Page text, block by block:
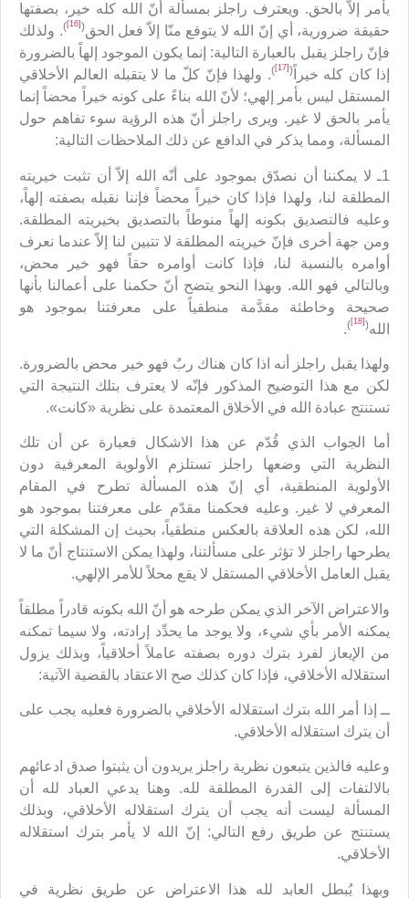
يأمر إلاّ بالحق. ويعترف راجلز بمسألة أنّ الله كله خير، بصفتها
حقيقة ضرورية، أي إنّ الله لا يتوقع منّا إلاّ فعل الحق(
[16]
). ولذلك
فإنّ راجلز يقبل بالعبارة التالية: إنما يكون الموجود إلهاً بالضرورة
إذا كان كله خيراً(
[17]
). ولهذا فإنّ كلّ ما لا يتقبله العالم الأخلاقي
المستقل ليس بأمر إلهي؛ لأنّ الله بناءً على كونه خيراً محضاً إنما
يأمر بالحق لا غير. ويرى راجلز أنّ هذه الرؤية سوء تفاهم حول
المسألة، ومما يذكر في الدافع عن ذلك الملاحظات التالية:
1ـ لا يمكننا أن نصدّق بموجود على أنّه الله إلاّ أن تثبت خيريته
المطلقة لنا، ولهذا فإذا كان خيراً محضاً فإننا نقبله بصفته إلهاً،
وعليه فالتصديق بكونه إلهاً منوطاً بالتصديق بخيريته المطلقة.
ومن جهة أخرى فإنّ خيريته المطلقة لا تتبين لنا إلاّ عندما نعرف
أوامره بالنسبة لنا، فإذا كانت أوامره حقاً فهو خير محض،
وبالتالي فهو الله. وبهذا النحو يتضح أنّ حكمنا على أعمالنا بأنها
صحيحة وخاطئة مقدَّمة منطقياً على معرفتنا بموجود هو
الله(
[18]
)
.
ولهذا يقبل راجلز أنه اذا كان هناك ربٌ فهو خير محض بالضرورة.
لكن مع هذا التوضيح المذكور فإنّه لا يعترف بتلك النتيجة التي
تستنتج عبادة الله في الأخلاق المعتمدة على نظرية «كانت».
أما الجواب الذي قُدّم عن هذا الاشكال فعبارة عن أن تلك
النظرية التي وضعها راجلز تستلزم الأولوية المعرفية دون
الأولوية المنطقية، أي إنّ هذه المسألة تطرح في المقام
المعرفي لا غير. وعليه فحكمنا مقدّم على معرفتنا بموجود هو
الله، لكن هذه العلاقة بالعكس منطقياً، بحيث إن المشكلة التي
يطرحها راجلز لا تؤثر على مسألتنا، ولهذا يمكن الاستنتاج أنّ ما لا
يقبل العامل الأخلاقي المستقل لا يقع محلاً للأمر الإلهي.
والاعتراض الآخر الذي يمكن طرحه هو أنّ الله بكونه قادراً مطلقاً
يمكنه الأمر بأي شيء، ولا يوجد ما يحدِّد إرادته، ولا سيما تمكنه
من الإيعاز لفرد بترك دوره بصفته عاملاً أخلاقياً، وبذلك يزول
استقلاله الأخلاقي، فإذا كان كذلك صح الاعتقاد بالقضية الآتية:
ــ إذا أمر الله بترك استقلاله الأخلاقي بالضرورة فعليه يجب على
أن يترك استقلاله الأخلاقي.
وعليه فالذين يتبعون نظرية راجلز يريدون أن يثبتوا صدق ادعائهم
بالالتفات إلى القدرة المطلقة لله. وهنا يدعي العباد لله أن
المسألة ليست أنه يجب أن يترك استقلاله الأخلاقي، وبذلك
يستنتج عن طريق رفع التالي: إنّ الله لا يأمر بترك استقلاله
الأخلاقي.
وبهذا يُبطل العابد لله هذا الاعتراض عن طريق نظرية في